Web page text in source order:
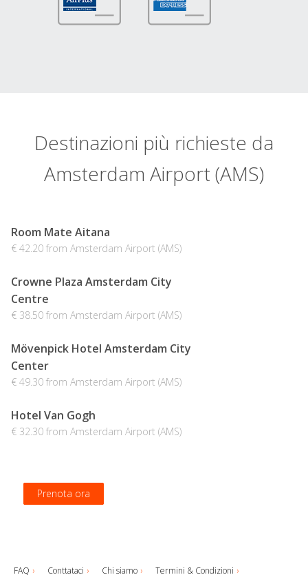
Destinazioni più richieste da
Amsterdam Airport (AMS)
Room Mate Aitana
€ 42.20 from Amsterdam Airport (AMS)
Prenota ora
Crowne Plaza Amsterdam City
Centre
€ 38.50 from Amsterdam Airport (AMS)
Prenota ora
Mövenpick Hotel Amsterdam City
Center
€ 49.30 from Amsterdam Airport (AMS)
Prenota ora
Hotel Van Gogh
€ 32.30 from Amsterdam Airport (AMS)
Prenota ora
FAQ Conttataci Chi siamo Termini & Condizioni